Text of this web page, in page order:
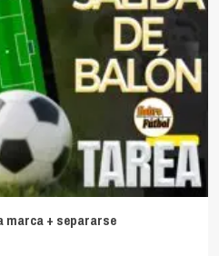
marca + separarse